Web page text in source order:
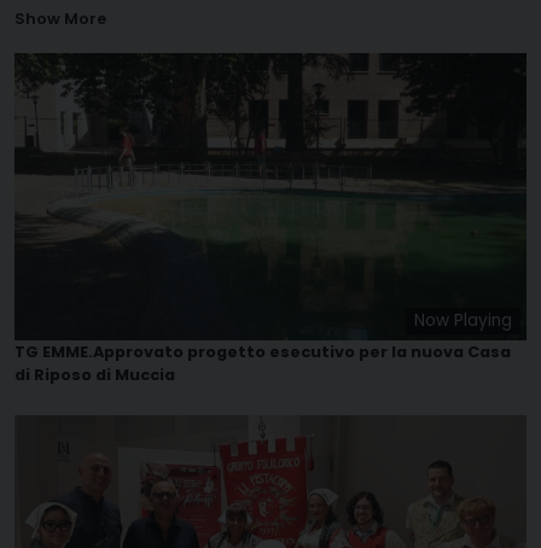
Show More
Now Playing
TG EMME.Approvato progetto esecutivo per la nuova Casa
di Riposo di Muccia